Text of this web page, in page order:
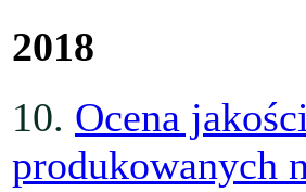
2018
10. Ocena
produkowanych